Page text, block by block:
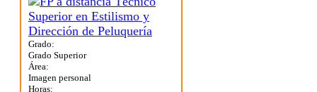
Grado:
Grado Superior
Área:
Imagen personal
Horas: